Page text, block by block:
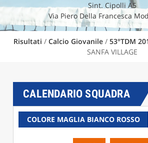
Sint. Cipolli A5
Via Piero Della Francesca
Risultati / Calcio Giovanile/ 53°TDM
SANFA VILLAGE
CALENDARIO SQUADRA
COLORE MAGLIA BIANCO ROSSO